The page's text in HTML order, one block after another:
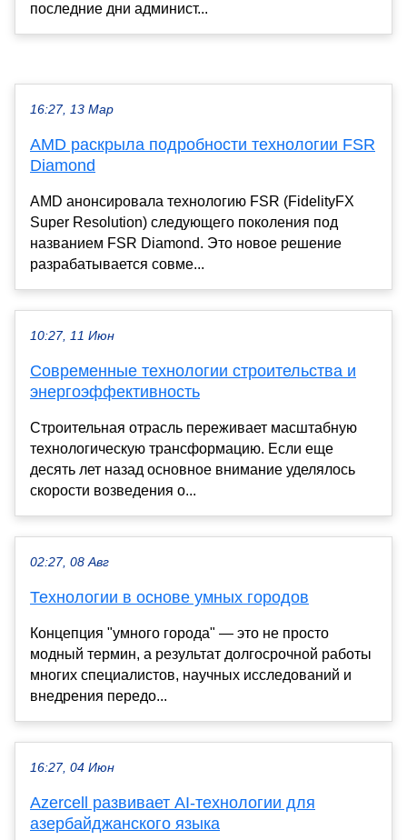
последние дни админист...
16:27, 13 Мар
AMD раскрыла подробности технологии FSR
Diamond
AMD анонсировала технологию FSR (FidelityFX
Super Resolution) следующего поколения под
названием FSR Diamond. Это новое решение
разрабатывается совме...
10:27, 11 Июн
Современные технологии строительства и
энергоэффективность
Строительная отрасль переживает масштабную
технологическую трансформацию. Если еще
десять лет назад основное внимание уделялось
скорости возведения о...
02:27, 08 Авг
Технологии в основе умных городов
Концепция "умного города" — это не просто
модный термин, а результат долгосрочной работы
многих специалистов, научных исследований и
внедрения передо...
16:27, 04 Июн
Azercell развивает AI-технологии для
азербайджанского языка